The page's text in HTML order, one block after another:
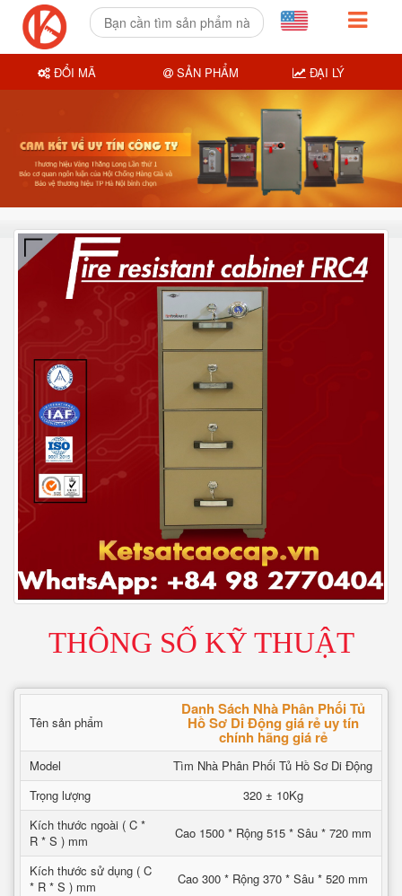
THÔNG SỐ KỸ THUẬT
Tên sản phẩm
Danh Sách Nhà Phân Phối Tủ
Hồ Sơ Di Động giá rẻ uy tín
chính hãng giá rẻ
Model
Tìm Nhà Phân Phối Tủ Hồ Sơ Di Động
Trọng lượng
320 ± 10Kg
Kích thước ngoài ( C *
R * S ) mm
Cao 1500 * Rộng 515 * Sâu * 720 mm
Kích thước sử dụng ( C
* R * S ) mm
Cao 300 * Rộng 370 * Sâu * 520 mm
ĐỔI MÃ SẢN PHẨM ĐẠI LÝ